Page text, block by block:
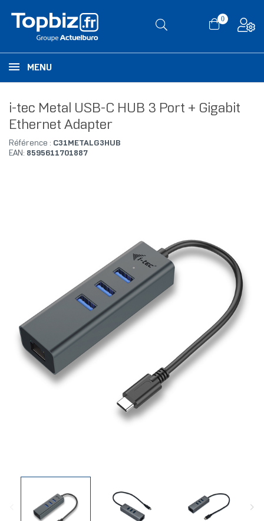
0
MENU
i-tec Metal USB-C HUB 3 Port + Gigabit
Ethernet Adapter
Référence : C31METALG3HUB
EAN: 8595611701887